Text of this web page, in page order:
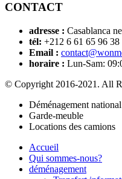
CONTACT
adresse : Casablanca
tél: +212 6 61 65 96 38
Email :
horaire : Lun-Sam:
© Copyright 2016-2021. All
Déménagement
Garde-meuble
Locations des camions
Accueil
Qui sommes-nous?
déménagement